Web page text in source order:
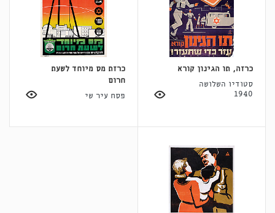
כרזה, תו הגינון קורא
סטודיו השלושה
1940
כרזת מס מיוחד לשעת
חרום
פסח עיר שי